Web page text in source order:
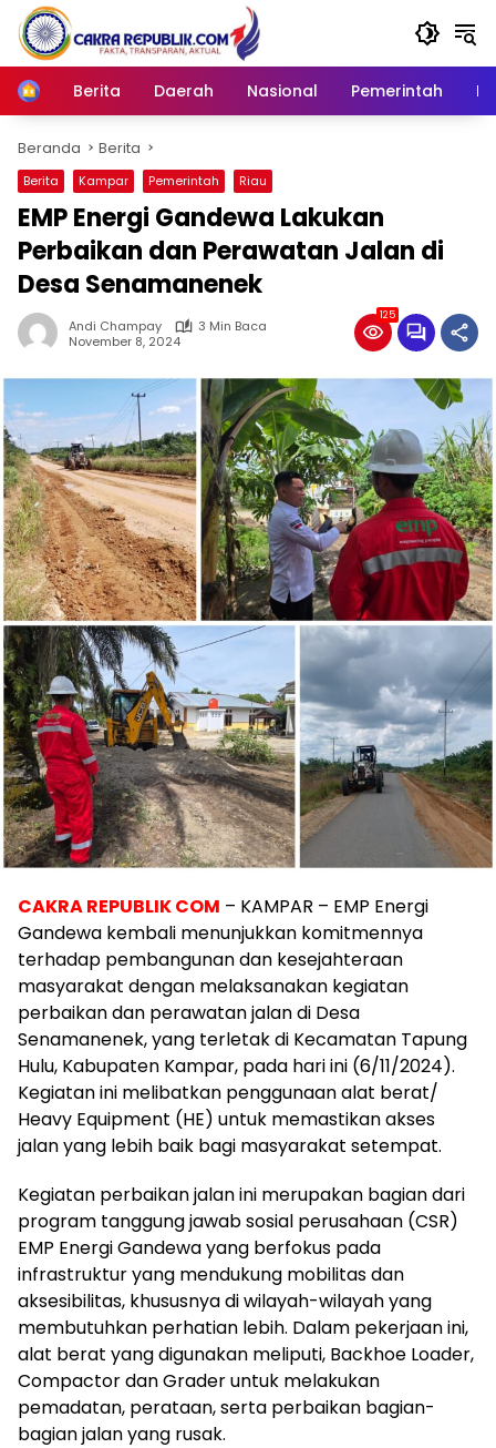
Langsung
konten
Home
Berita Daerah Nasional Pemerintah
Beranda Berita
Berita Kampar Pemerintah Riau
EMP Energi Gandewa Lakukan
Perbaikan dan Perawatan Jalan di
Desa Senamanenek
Andi Champay
3 Min Baca
November 8, 2024
125
CAKRA REPUBLIK COM – KAMPAR – EMP Energi
Gandewa kembali menunjukkan komitmennya
terhadap pembangunan dan kesejahteraan
masyarakat dengan melaksanakan kegiatan
perbaikan dan perawatan jalan di Desa
Senamanenek, yang terletak di Kecamatan Tapung
Hulu, Kabupaten Kampar, pada hari ini (6/11/2024).
Kegiatan ini melibatkan penggunaan alat berat/
Heavy Equipment (HE) untuk memastikan akses
jalan yang lebih baik bagi masyarakat setempat.
Kegiatan perbaikan jalan ini merupakan bagian dari
program tanggung jawab sosial perusahaan (CSR)
EMP Energi Gandewa yang berfokus pada
infrastruktur yang mendukung mobilitas dan
aksesibilitas, khususnya di wilayah-wilayah yang
membutuhkan perhatian lebih. Dalam pekerjaan ini,
alat berat yang digunakan meliputi, Backhoe Loader,
Compactor dan Grader untuk melakukan
pemadatan, perataan, serta perbaikan bagian-
bagian jalan yang rusak.